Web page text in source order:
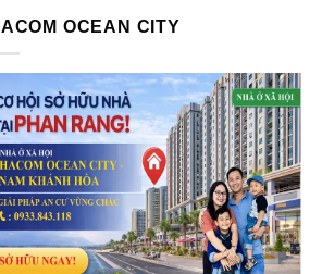
OCEAN CITY